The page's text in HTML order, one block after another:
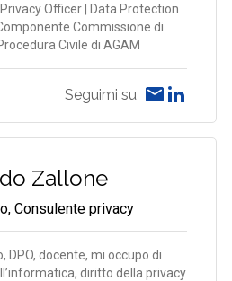
Officer | Data Protection
Commissione di
Civile di AGAM
Seguimi su
Zallone
Consulente privacy
DPO, docente, mi occupo di
diritto della privacy